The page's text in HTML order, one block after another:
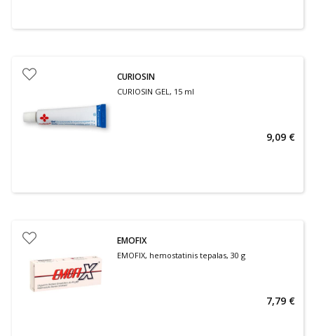
CURIOSIN
CURIOSIN GEL, 15 ml
9,09 €
EMOFIX
EMOFIX, hemostatinis tepalas, 30 g
7,79 €